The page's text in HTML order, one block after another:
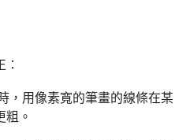
，用像素寬的筆畫的線條在某
。